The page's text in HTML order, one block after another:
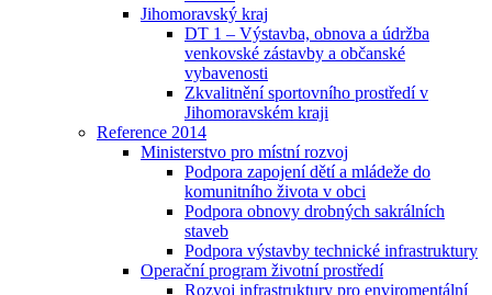
Jihomoravský kraj
DT 1 – Výstavba, obnova a údržba
venkovské zástavby a občanské
vybavenosti
Zkvalitnění sportovního prostředí v
Jihomoravském kraji
Reference 2014
Ministerstvo pro místní rozvoj
Podpora zapojení dětí a mládeže do
komunitního života v obci
Podpora obnovy drobných sakrálních
staveb
Podpora výstavby technické infrastruktury
Operační program životní prostředí
Rozvoj infrastruktury pro enviromentální